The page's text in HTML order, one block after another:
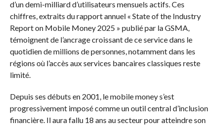
d’un demi-milliard d’utilisateurs mensuels actifs. Ces
chiffres, extraits du rapport annuel « State of the Industry
Report on Mobile Money 2025 » publié par la GSMA,
témoignent de l’ancrage croissant de ce service dans le
quotidien de millions de personnes, notamment dans les
régions où l’accès aux services bancaires classiques reste
limité.
Depuis ses débuts en 2001, le mobile money s’est
progressivement imposé comme un outil central d’inclusion
financière. Il aura fallu 18 ans au secteur pour atteindre son